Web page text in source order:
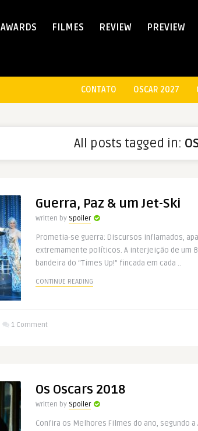
AWARDS FILMES REVIEW PREVIEW
CONTATO OSCAR 2027
All posts tagged in:
Guerra, Paz & um Jet-Ski
Written by Spoiler
Prometia-se guerra: Discursos inflamados,
extremamente políticos. A interjeição de um
bandeira do “Times Up!” fincada em cada ..
CONTINUE READING
1 Comment
Os Oscars 2018
Written by Spoiler
Confira os Melhores Filmes do ano, segundo a